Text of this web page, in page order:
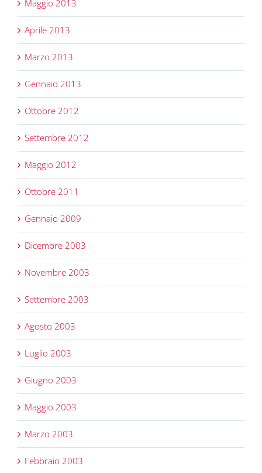
Maggio 2013
Aprile 2013
Marzo 2013
Gennaio 2013
Ottobre 2012
Settembre 2012
Maggio 2012
Ottobre 2011
Gennaio 2009
Dicembre 2003
Novembre 2003
Settembre 2003
Agosto 2003
Luglio 2003
Giugno 2003
Maggio 2003
Marzo 2003
Febbraio 2003